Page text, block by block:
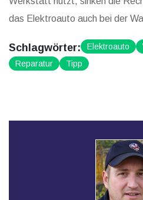
das Elektroauto auch bei der
Schlagwörter: Elektroauto
Reparatur
Tipp